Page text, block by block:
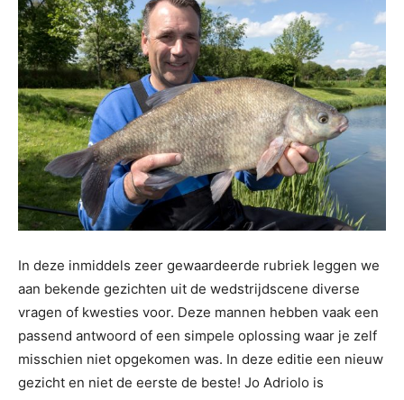
In deze inmiddels zeer gewaardeerde rubriek leggen we
aan bekende gezichten uit de wedstrijdscene diverse
vragen of kwesties voor. Deze mannen hebben vaak een
passend antwoord of een simpele oplossing waar je zelf
misschien niet opgekomen was. In deze editie een nieuw
gezicht en niet de eerste de beste! Jo Adriolo is